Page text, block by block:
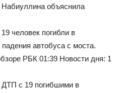
Набиуллина объяснила
19 человек погибли в
автобуса с моста.
РБК 01:39 Новости дня: 1
ДТП с 19 погибшими в